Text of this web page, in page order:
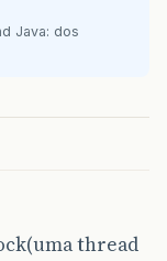
Java: dos
thread